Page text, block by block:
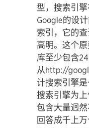
型，搜索引擎
Google的设
索引，它的
高明。这个
库至少包含
从http://
计搜索引擎是
搜索引擎为
包含大量迥
回答成千上